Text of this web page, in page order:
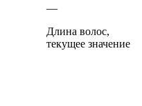
—
Длина волос,
текущее значение